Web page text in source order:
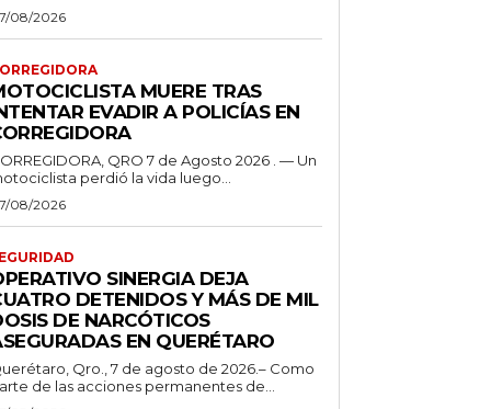
08/2026
MUERE TRAS
EVADIR A POLICÍAS EN
QRO 7 de Agosto 2026 . — Un
perdió la vida luego...
08/2026
SINERGIA DEJA
DETENIDOS Y MÁS DE MIL
DE NARCÓTICOS
EN QUERÉTARO
Qro., 7 de agosto de 2026.– Como
de las acciones permanentes de...